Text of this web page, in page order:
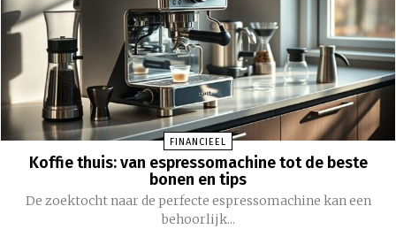
FINANCIEEL
Koffie thuis: van espressomachine tot de beste
bonen en tips
De zoektocht naar de perfecte espressomachine kan een
behoorlijk...